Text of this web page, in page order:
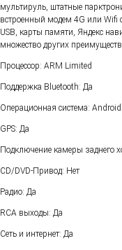
мультируль, штатные
встроенный модем 4G или Wifi
USB, карты памяти, Яндекс
множество других преимуществ
Процессор: ARM Limited
Поддержка Bluetooth: Да
Операционная система:
GPS: Да
Подключение камеры заднего
CD/DVD-Привод: Нет
Радио: Да
RCA выходы: Да
Сеть и интернет: Да